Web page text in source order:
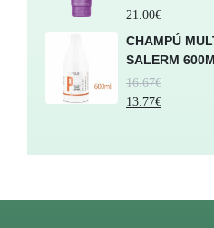
21.00€
CHAMPÚ
SALERM
16.67€
13.77€